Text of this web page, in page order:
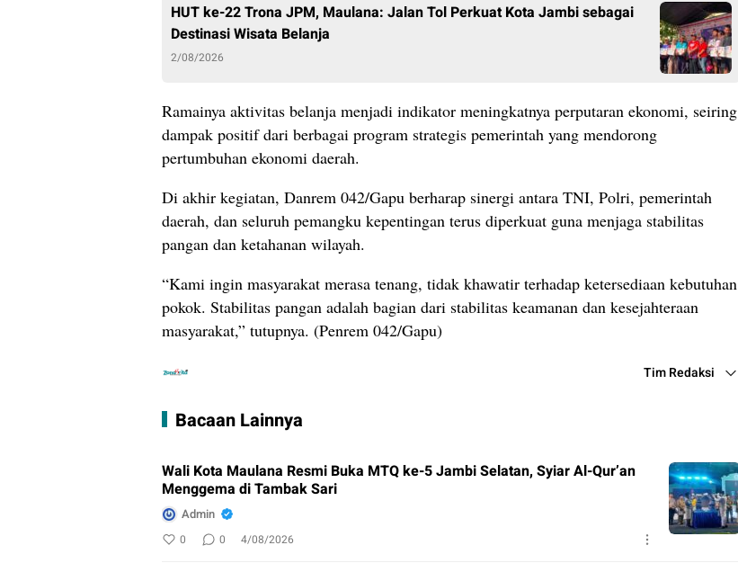
HUT ke-22 Trona JPM, Maulana: Jalan Tol Perkuat Kota Jambi sebagai
Destinasi Wisata Belanja
2/08/2026
Ramainya aktivitas belanja menjadi indikator meningkatnya perputaran ekonomi, seiring
dampak positif dari berbagai program strategis pemerintah yang mendorong
pertumbuhan ekonomi daerah.
Di akhir kegiatan, Danrem 042/Gapu berharap sinergi antara TNI, Polri, pemerintah
daerah, dan seluruh pemangku kepentingan terus diperkuat guna menjaga stabilitas
pangan dan ketahanan wilayah.
“Kami ingin masyarakat merasa tenang, tidak khawatir terhadap ketersediaan kebutuhan
pokok. Stabilitas pangan adalah bagian dari stabilitas keamanan dan kesejahteraan
masyarakat,” tutupnya. (Penrem 042/Gapu)
Tim Redaksi
Bacaan Lainnya
Wali Kota Maulana Resmi Buka MTQ ke-5 Jambi Selatan, Syiar Al-Qur’an
Menggema di Tambak Sari
Admin
0 0 4/08/2026